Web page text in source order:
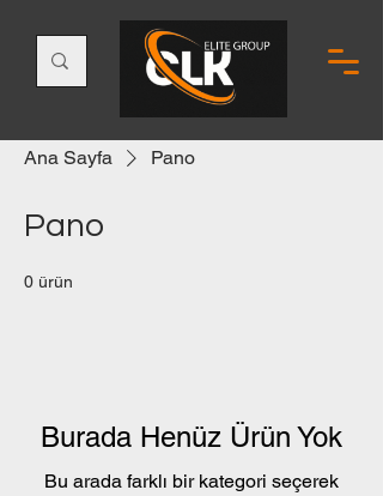
Ana Sayfa Pano
Pano
0 ürün
Burada Henüz Ürün Yok
Bu arada farklı bir kategori seçerek